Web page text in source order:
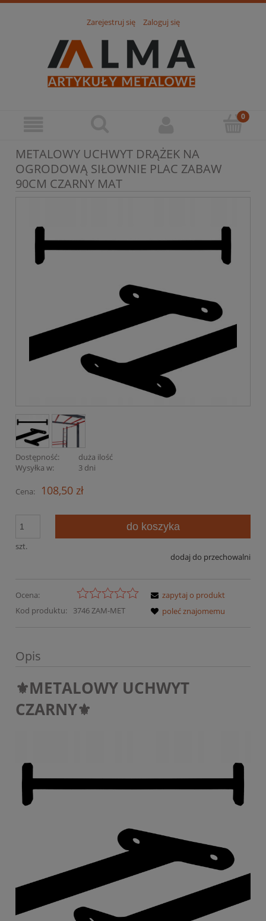
Zarejestruj się Zaloguj się
METALOWY UCHWYT DRĄŻEK NA
OGRODOWĄ SIŁOWNIE PLAC ZABAW
90CM CZARNY MAT
Dostępność:
duża ilość
Wysyłka w:
3 dni
Cena: 108,50 zł
szt.
do koszyka
dodaj do przechowalni
Ocena:
Kod produktu:
3746 ZAM-MET
zapytaj o produkt
poleć znajomemu
Opis
⚜️METALOWY UCHWYT
CZARNY⚜️